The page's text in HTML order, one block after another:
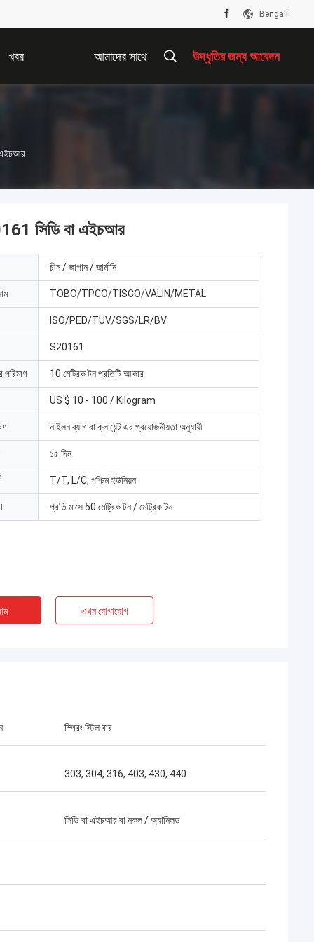
Bengali
খবর আমাদের সাথে উদ্ধৃতির জন্য আবেদন
এইচআর
সিডি বা এইচআর
চীন / জাপান / জার্মানি
TOBO/TPCO/TISCO/VALIN/METAL
ISO/PED/TUV/SGS/LR/BV
S20161
পরিমাণ 10 মেট্রিক টন প্রতিটি আকার
US $ 10 - 100 / Kilogram
নাইলন ব্যাগ বা ক্লায়েন্ট এর প্রয়োজনীয়তা অনুযায়ী
১৫ দিন
T/T, L/C, পশ্চিম ইউনিয়ন
প্রতি মাসে 50 মেট্রিক টন / মেট্রিক টন
এখন যোগাযোগ
স্প্রিং স্টিল বার
303, 304, 316, 403, 430, 440
সিডি বা এইচআর বা নকল / অ্যানিলড